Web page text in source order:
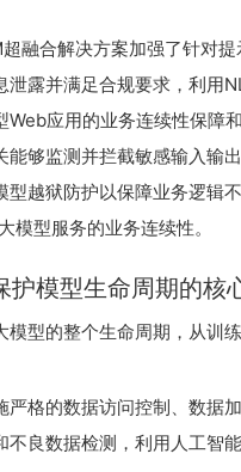
融合解决方案加强了针对
露并满足合规要求，利用
应用的业务连续性保障
能够监测并拦截敏感输入输
型越狱防护以保障业务逻辑
模型服务的业务连续性。
护模型生命周期的核
模型的整个生命周期，从训
严格的数据访问控制、数据
不良数据检测，利用人工智